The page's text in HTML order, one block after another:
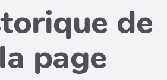
de
la page